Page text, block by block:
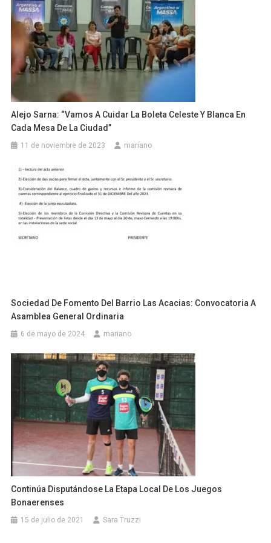
Alejo Sarna: “Vamos A Cuidar La Boleta Celeste Y Blanca En
Cada Mesa De La Ciudad”
11 de noviembre de 2023 mariano
Sociedad De Fomento Del Barrio Las Acacias: Convocatoria A
Asamblea General Ordinaria
6 de mayo de 2024 mariano
Continúa Disputándose La Etapa Local De Los Juegos
Bonaerenses
15 de julio de 2021 Sara Truzzi